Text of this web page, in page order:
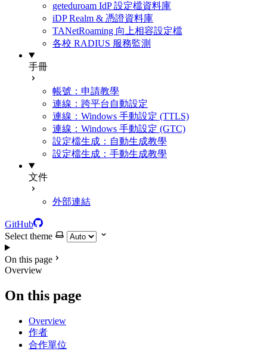
geteduroam IdP 設定檔資料庫
iDP Realm & 憑證資料庫
TANetRoaming 向上相容設定檔
各校 RADIUS 服務監測
手冊
帳號：申請教學
連線：跨平台自動設定
連線：Windows 手動設定 (TTLS)
連線：Windows 手動設定 (GTC)
設定檔生成：自動生成教學
設定檔生成：手動生成教學
文件
外部連結
GitHub
Select theme
On this page
Overview
On this page
Overview
作者
合作單位